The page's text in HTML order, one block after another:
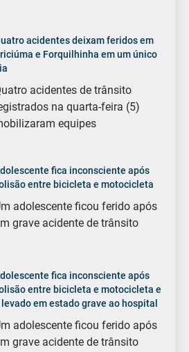
acidentes deixam feridos em
e Forquilhinha em um único
acidentes de trânsito
na quarta-feira (5)
equipes
fica inconsciente após
entre bicicleta e motocicleta
adolescente ficou ferido após
grave acidente de trânsito
fica inconsciente após
entre bicicleta e motocicleta e
levado em estado grave ao hospital
adolescente ficou ferido após
grave acidente de trânsito